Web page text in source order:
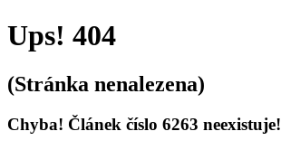
Ups! 404
(Stránka nenalezena)
Chyba! Článek číslo 6263 neexistuje!